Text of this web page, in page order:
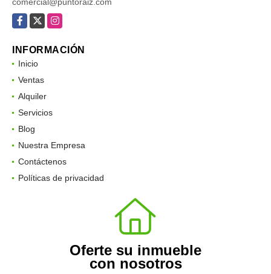
Facebook
X Instagram
INFORMACIÓN
Inicio
Ventas
Alquiler
Servicios
Blog
Nuestra Empresa
Contáctenos
Políticas de privacidad
Oferte su inmueble
con nosotros